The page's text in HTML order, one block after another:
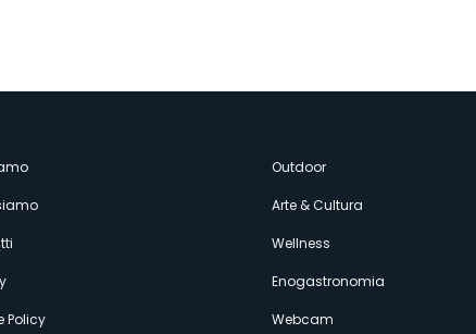
Policy
Outdoor
Arte & Cultura
Wellness
Enogastronomia
Webcam